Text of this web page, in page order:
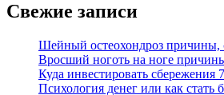
Свежие записи
Шейный остеохондроз причины,
Вросший ноготь на ноге
Куда инвестировать сбережения
Психология денег или как стать